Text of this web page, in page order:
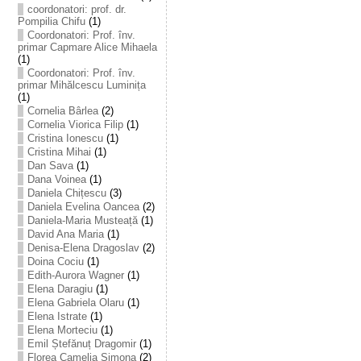
coordonatori: prof. dr.
Pompilia Chifu(1)
Coordonatori: Prof. înv.
primar Capmare Alice Mihaela
(1)
Coordonatori: Prof. înv.
primar Mihălcescu Luminița
(1)
Cornelia Bârlea(2)
Cornelia Viorica Filip(1)
Cristina Ionescu(1)
Cristina Mihai (1)
Dan Sava(1)
Dana Voinea(1)
Daniela Chițescu(3)
Daniela Evelina Oancea(2)
Daniela-Maria Musteață(1)
David Ana Maria(1)
Denisa-Elena Dragoslav(2)
Doina Cociu(1)
Edith-Aurora Wagner(1)
Elena Daragiu(1)
Elena Gabriela Olaru(1)
Elena Istrate(1)
Elena Morteciu(1)
Emil Ștefănuț Dragomir(1)
Florea Camelia Simona(2)